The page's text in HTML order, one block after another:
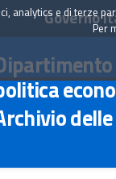
Governo
analytics e di terze
Per